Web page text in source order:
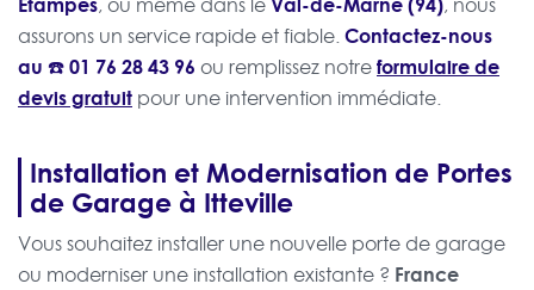
assurons un service rapide et fiable.Contactez-nous
au ☎️01 76 28 43 96 ou remplissez notreformulaire de
devis gratuit pour une intervention immédiate.
Installation et Modernisation de Portes
de Garage à Itteville
Vous souhaitez installer une nouvelle porte de garage
ou moderniser une installation existante ? France